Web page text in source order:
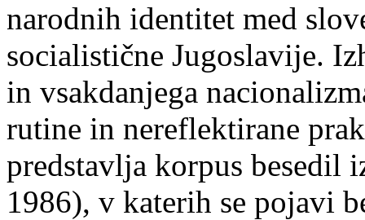
narodnih identitet med
socialistične Jugoslavije.
in vsakdanjega
rutine in nereflektirane
predstavlja korpus besedil
1986), v katerih se pojavi